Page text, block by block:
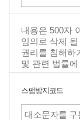
스팸방지코드